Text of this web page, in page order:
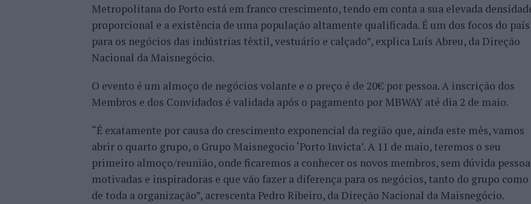
Metropolitana do Porto está em franco crescimento, tendo em conta a sua elevada
proporcional e a existência de uma população altamente qualificada. É um dos focos do país
para os negócios das indústrias têxtil, vestuário e calçado”, explica Luís Abreu, da Direção
Nacional da Maisnegócio.
O evento é um almoço de negócios volante e o preço é de 20€ por pessoa. A inscrição dos
Membros e dos Convidados é validada após o pagamento por MBWAY até dia 2 de maio.
“É exatamente por causa do crescimento exponencial da região que, ainda este mês, vamos
abrir o quarto grupo, o Grupo Maisnegocio ‘Porto Invicta’. A 11 de maio, teremos o seu
primeiro almoço/reunião, onde ficaremos a conhecer os novos membros, sem dúvida
motivadas e inspiradoras e que vão fazer a diferença para os negócios, tanto do grupo como
de toda a organização”, acrescenta Pedro Ribeiro, da Direção Nacional da Maisnegócio.